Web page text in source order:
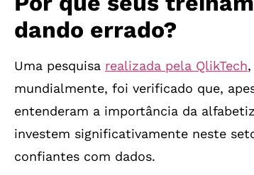
dando errado?
Uma pesquisa realizada pela QlikTech
mundialmente, foi verificado que,
entenderam a importância da
investem significativamente neste
confiantes com dados.